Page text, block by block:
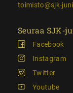
toimisto@sjk-
Seuraa SJK-
Facebook
Instagram
Twitter
Youtube